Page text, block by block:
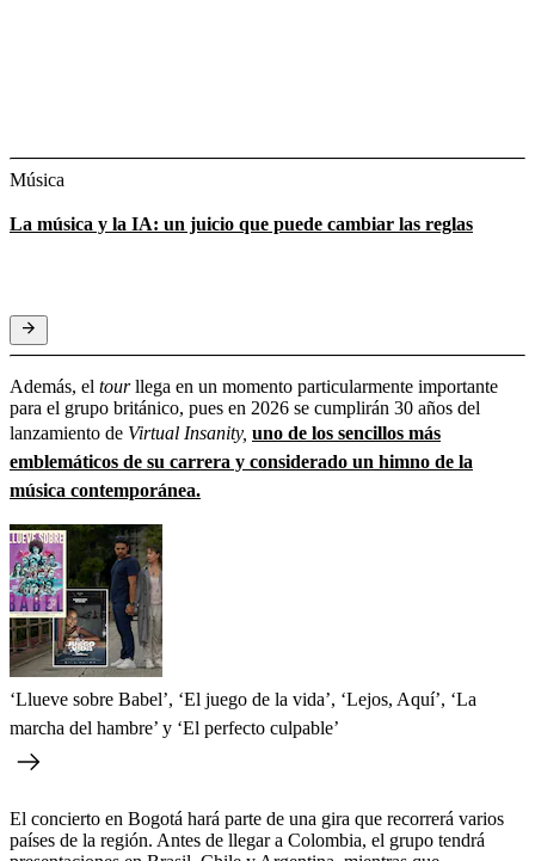
Música
La música y la IA: un juicio que puede cambiar las reglas
Además, el tourllega en un momento particularmente importante
para el grupo británico, pues en 2026 se cumplirán 30 años del
lanzamiento de Virtual Insanity, uno de los sencillos más
emblemáticos de su carrera y considerado un himno de la
música contemporánea.
‘Llueve sobre Babel’, ‘El juego de la vida’, ‘Lejos, Aquí’, ‘La
marcha del hambre’ y ‘El perfecto culpable’
El concierto en Bogotá hará parte de una gira que recorrerá varios
países de la región. Antes de llegar a Colombia, el grupo tendrá